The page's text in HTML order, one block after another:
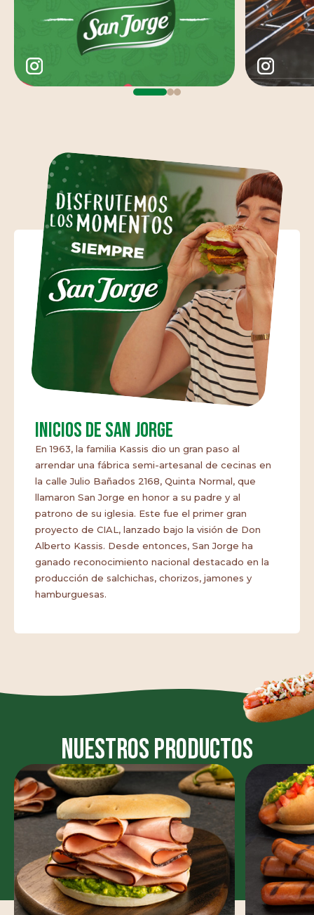
Inicios de San Jorge
En 1963, la familia Kassis dio un gran paso al
arrendar una fábrica semi-artesanal de cecinas en
la calle Julio Bañados 2168, Quinta Normal, que
llamaron San Jorge en honor a su padre y al
patrono de su iglesia. Este fue el primer gran
proyecto de CIAL, lanzado bajo la visión de Don
Alberto Kassis. Desde entonces, San Jorge ha
ganado reconocimiento nacional destacado en la
producción de salchichas, chorizos, jamones y
hamburguesas.
nuestros Productos